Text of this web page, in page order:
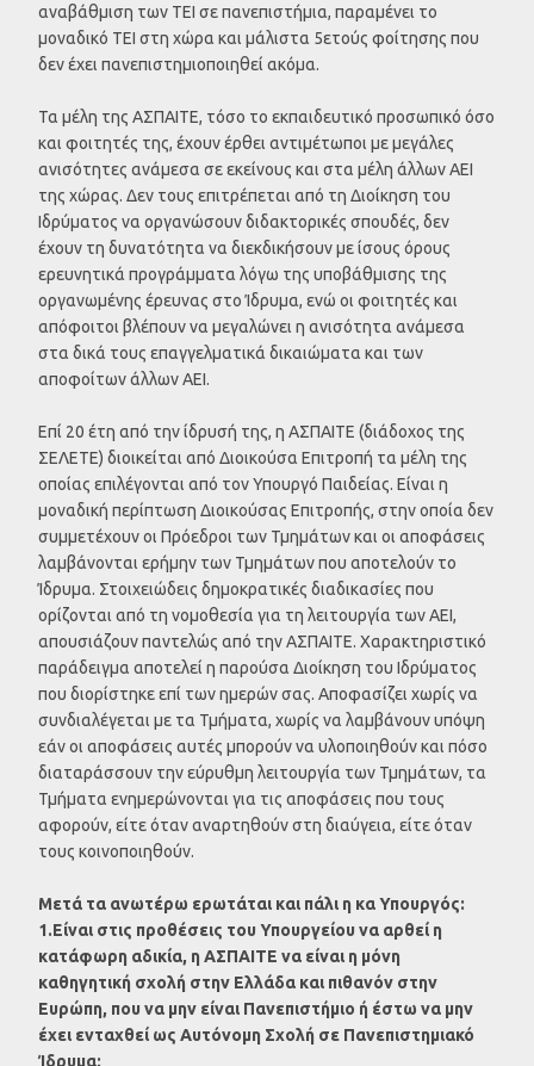
αναβάθμιση των ΤΕΙ σε πανεπιστήμια, παραμένει το
μοναδικό ΤΕΙ στη χώρα και μάλιστα 5ετούς φοίτησης που
δεν έχει πανεπιστημιοποιηθεί ακόμα.
Τα μέλη της ΑΣΠΑΙΤΕ, τόσο το εκπαιδευτικό προσωπικό όσο
και φοιτητές της, έχουν έρθει αντιμέτωποι με μεγάλες
ανισότητες ανάμεσα σε εκείνους και στα μέλη άλλων ΑΕΙ
της χώρας. Δεν τους επιτρέπεται από τη Διοίκηση του
Ιδρύματος να οργανώσουν διδακτορικές σπουδές, δεν
έχουν τη δυνατότητα να διεκδικήσουν με ίσους όρους
ερευνητικά προγράμματα λόγω της υποβάθμισης της
οργανωμένης έρευνας στο Ίδρυμα, ενώ οι φοιτητές και
απόφοιτοι βλέπουν να μεγαλώνει η ανισότητα ανάμεσα
στα δικά τους επαγγελματικά δικαιώματα και των
αποφοίτων άλλων ΑΕΙ.
Επί 20 έτη από την ίδρυσή της, η ΑΣΠΑΙΤΕ (διάδοχος της
ΣΕΛΕΤΕ) διοικείται από Διοικούσα Επιτροπή τα μέλη της
οποίας επιλέγονται από τον Υπουργό Παιδείας. Είναι η
μοναδική περίπτωση Διοικούσας Επιτροπής, στην οποία δεν
συμμετέχουν οι Πρόεδροι των Τμημάτων και οι αποφάσεις
λαμβάνονται ερήμην των Τμημάτων που αποτελούν το
Ίδρυμα. Στοιχειώδεις δημοκρατικές διαδικασίες που
ορίζονται από τη νομοθεσία για τη λειτουργία των ΑΕΙ,
απουσιάζουν παντελώς από την ΑΣΠΑΙΤΕ. Χαρακτηριστικό
παράδειγμα αποτελεί η παρούσα Διοίκηση του Ιδρύματος
που διορίστηκε επί των ημερών σας. Αποφασίζει χωρίς να
συνδιαλέγεται με τα Τμήματα, χωρίς να λαμβάνουν υπόψη
εάν οι αποφάσεις αυτές μπορούν να υλοποιηθούν και πόσο
διαταράσσουν την εύρυθμη λειτουργία των Τμημάτων, τα
Τμήματα ενημερώνονται για τις αποφάσεις που τους
αφορούν, είτε όταν αναρτηθούν στη διαύγεια, είτε όταν
τους κοινοποιηθούν.
Μετά τα ανωτέρω ερωτάται και πάλι η κα Υπουργός:
1.Είναι στις προθέσεις του Υπουργείου να αρθεί η
κατάφωρη αδικία, η ΑΣΠΑΙΤΕ να είναι η μόνη
καθηγητική σχολή στην Ελλάδα και πιθανόν στην
Ευρώπη, που να μην είναι Πανεπιστήμιο ή έστω να μην
έχει ενταχθεί ως Αυτόνομη Σχολή σε Πανεπιστημιακό
Ίδρυμα;